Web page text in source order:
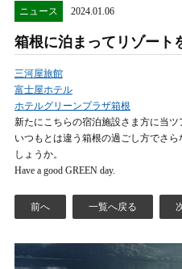
ニュース 2024.01.06
箱根に泊まってリゾート
三河屋旅館
富士屋ホテル
ホテルグリーンプラザ箱根
新たにこちらの宿泊施設さま方に当ツ
いつもとは違う箱根の過ごし方でさ
しょうか。
Have a good GREEN day.
前へ 一覧へ戻る